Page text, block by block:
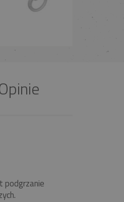
podgrzanie